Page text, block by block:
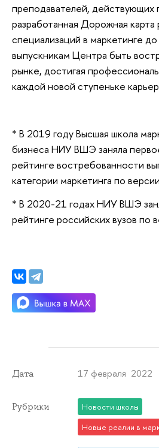
преподавателей, действующих
разработанная Дорожная карта
специализаций в маркетинге
выпускникам Центра быть
рынке, достигая
каждой новой ступеньке
* В 2019 году Высшая школа
бизнеса НИУ ВШЭ заняла
рейтинге востребованности
категории маркетинга по
* В 2020-21 годах НИУ ВШЭ
рейтинге российских вузов по
Дата 17 февраля 2022
Рубрики
Новости школы
Новые реалии в